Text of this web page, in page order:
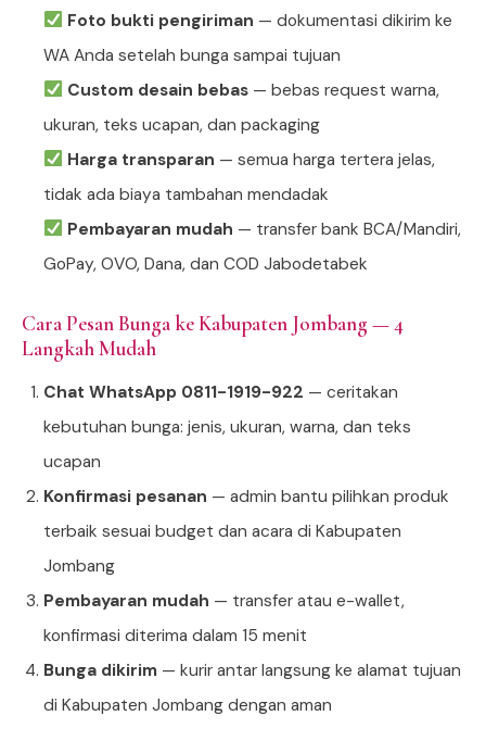
Foto bukti pengiriman — dokumentasi dikirim ke
WA Anda setelah bunga sampai tujuan
Custom desain bebas— bebas request warna,
ukuran, teks ucapan, dan packaging
Harga transparan — semua harga tertera jelas,
tidak ada biaya tambahan mendadak
Pembayaran mudah — transfer bank BCA/Mandiri,
GoPay, OVO, Dana, dan COD Jabodetabek
Cara Pesan Bunga ke Kabupaten Jombang — 4
Langkah Mudah
Chat WhatsApp 0811-1919-922 — ceritakan
kebutuhan bunga: jenis, ukuran, warna, dan teks
ucapan
Konfirmasi pesanan — admin bantu pilihkan produk
terbaik sesuai budget dan acara di Kabupaten
Jombang
Pembayaran mudah — transfer atau e-wallet,
konfirmasi diterima dalam 15 menit
Bunga dikirim — kurir antar langsung ke alamat tujuan
di Kabupaten Jombang dengan aman